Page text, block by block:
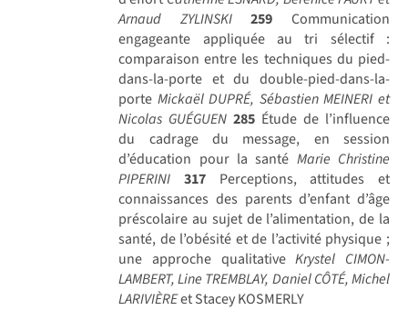
Arnaud ZYLINSKI
259 Communication
engageante appliquée au tri sélectif :
comparaison entre les techniques du pied-
dans-la-porte et du double-pied-dans-la-
porte Mickaël DUPRÉ, Sébastien MEINERI et
Nicolas GUÉGUEN 285 Étude de l’influence
du cadrage du message, en session
d’éducation pour la santé Marie Christine
PIPERINI
317Perceptions, attitudes et
connaissances des parents d’enfant d’âge
préscolaire au sujet de l’alimentation, de la
santé, de l’obésité et de l’activité physique ;
une approche qualitativeKrystel CIMON-
LAMBERT, Line TREMBLAY, Daniel CÔTÉ, Michel
LARIVIÈREet Stacey KOSMERLY